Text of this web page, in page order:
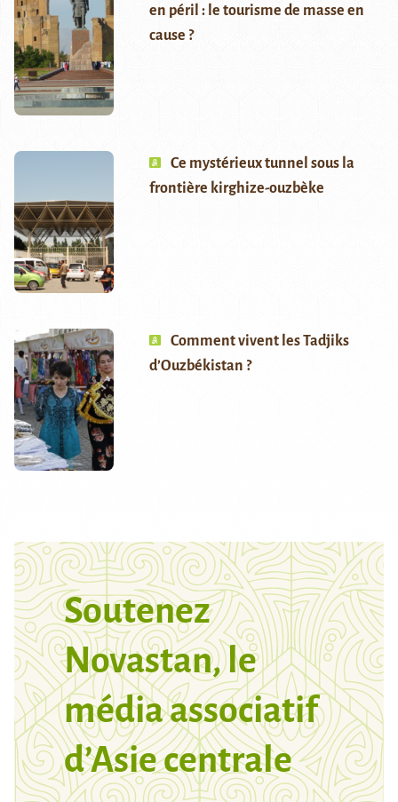
en péril : le tourisme de masse en
cause ?
Ce mystérieux tunnel sous la
frontière kirghize-ouzbèke
Comment vivent les Tadjiks
d’Ouzbékistan ?
Soutenez
Novastan, le
média associatif
d’Asie centrale